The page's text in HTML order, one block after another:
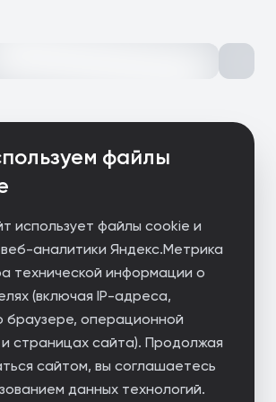
файлы
использует файлы cookie и
аналитики Яндекс.Метрика
технической информации о
(включая IP-адреса,
браузере, операционной
страницах сайта). Продолжая
сайтом, вы соглашаетесь
данных технологий.